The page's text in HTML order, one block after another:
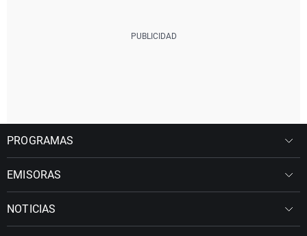
PROGRAMAS
EMISORAS
NOTICIAS